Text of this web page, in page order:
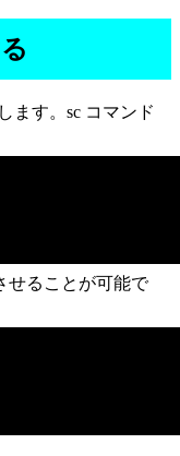
ます。sc コマンド
せることが可能で